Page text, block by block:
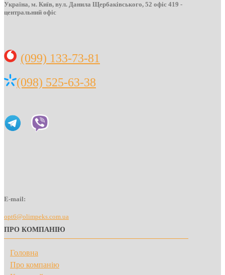
Україна, м. Київ, вул. Данила Щербаківського, 52 офіс 419 -
центральний офіс
(099) 133-73-81
(098) 525-63-38
E-mail:
opt6@olimpeks.com.ua
ПРО КОМПАНІЮ
Головна
Про компанію